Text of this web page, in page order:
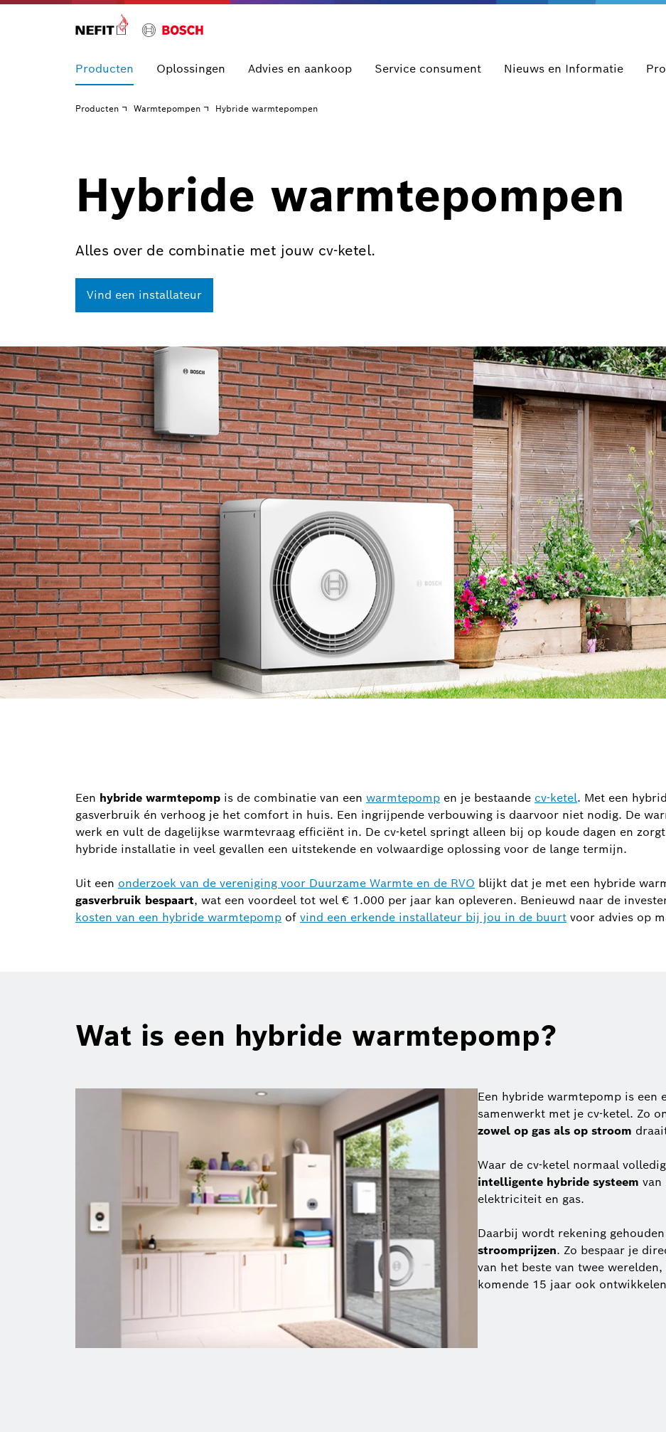
Producten Oplossingen Advies en aankoop Service consument Nieuws en Informatie
Producten Warmtepompen Hybride warmtepompen
Hybride warmtepompen
Alles over de combinatie met jouw cv-ketel.
Vind een installateur
Een hybride warmtepomp is de combinatie van een warmtepomp en je bestaande cv-ketel. Met een
gasverbruik én verhoog je het comfort in huis. Een ingrijpende verbouwing is daarvoor niet nodig. De
werk en vult de dagelijkse warmtevraag efficiënt in. De cv-ketel springt alleen bij op koude dagen en
hybride installatie in veel gevallen een uitstekende en volwaardige oplossing voor de lange termijn.
Uit een onderzoek van de vereniging voor Duurzame Warmte en de RVO blijkt dat je met een hybride
gasverbruik bespaart, wat een voordeel tot wel € 1.000 per jaar kan opleveren. Benieuwd naar de
kosten van een hybride warmtepomp of vind een erkende installateur bij jou in de buurt voor advies op
Wat is een hybride warmtepomp?
Een hybride warmtepomp is een
samenwerkt met je cv-ketel. Zo
zowel op gas als op stroom
Waar de cv-ketel normaal
intelligente hybride systeem van
elektriciteit en gas.
Daarbij wordt rekening
stroomprijzen. Zo bespaar je
van het beste van twee
komende 15 jaar ook